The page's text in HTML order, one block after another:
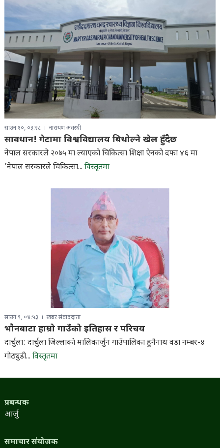
साउन १०, ०३:२८ नारायण अवस्थी
सावधान! गेटामा विश्वविद्यालय बिथोल्ने खेल हुँदैछ
नेपाल सरकारले २०७५ मा ल्याएको चिकित्सा शिक्षा ऐनको दफा ४६ मा
'नेपाल सरकारले चिकित्सा... विस्तृतमा
साउन ९, ०४:५३ खबर संवाददाता
भाैनबाटा हाम्रो गाउँको इतिहास र परिचय
दार्चुला: दार्चुला जिल्लाकाे मालिकार्जुन गाउँपालिका हुनैनाथ वडा नम्बर-४
गाेठ्युडी... विस्तृतमा
प्रबन्धक
आर्जु
समाचार संयोजक